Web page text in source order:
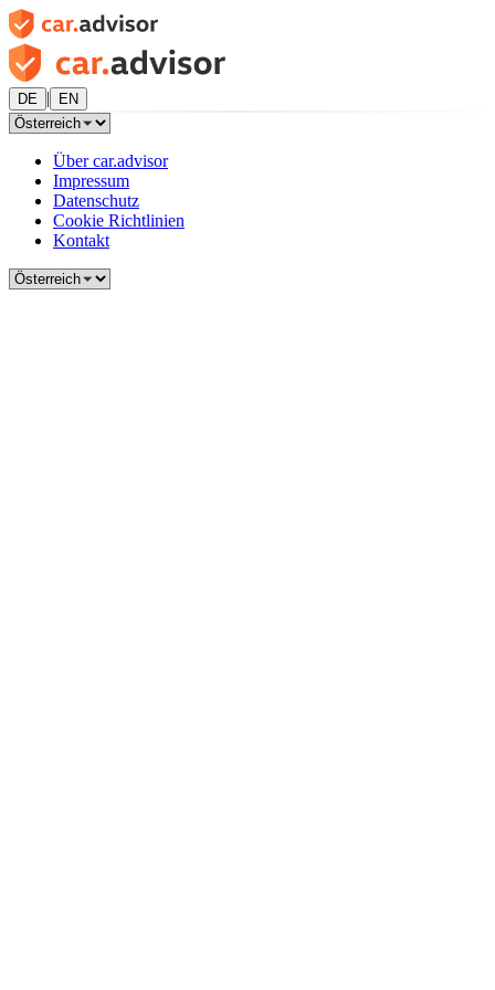
DE | EN
Über car.advisor
Impressum
Datenschutz
Cookie Richtlinien
Kontakt